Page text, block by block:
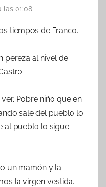
las 01:08
tiempos de Franco.
pereza al nivel de
Pobre niño que en
sale del pueblo lo
al pueblo lo sigue
un mamón y la
la virgen vestida.